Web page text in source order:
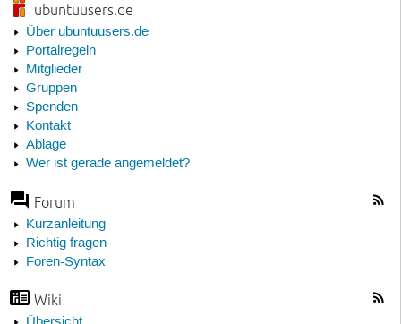
ubuntuusers.de
Über ubuntuusers.de
Portalregeln
Mitglieder
Gruppen
Spenden
Kontakt
Ablage
Wer ist gerade angemeldet?
Forum
Kurzanleitung
Richtig fragen
Foren-Syntax
Wiki